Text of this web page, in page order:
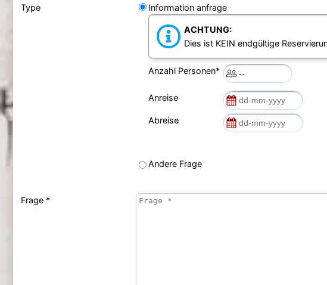
Type Information anfrage
ACHTUNG:
Dies ist KEIN endgültige
Anzahl Personen*
Anreise
Abreise
Andere Frage
Frage *